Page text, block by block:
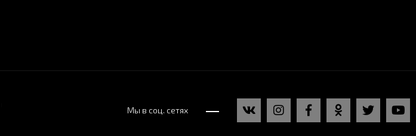
Мы в соц. сетях